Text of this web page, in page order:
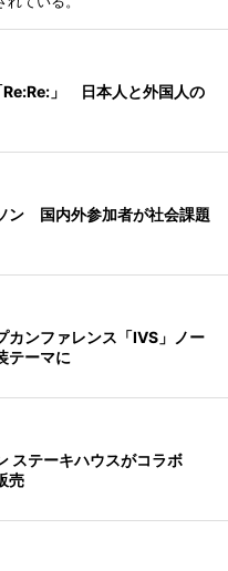
Re:Re:」 日本人と外国人の
ン 国内外参加者が社会課題
カンファレンス「IVS」ノー
テーマに
ステーキハウスがコラボ
売